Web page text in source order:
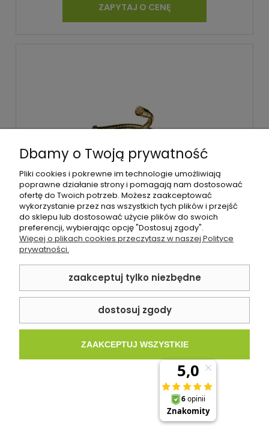
ZAPYTAJ O CENĘ
Wąż prysznicowy Regular 150 cm
ZAPYTAJ O CENĘ
Dbamy o Twoją prywatność
Pliki cookies i pokrewne im technologie umożliwiają
poprawne działanie strony i pomagają nam dostosować
ofertę do Twoich potrzeb. Możesz zaakceptować
wykorzystanie przez nas wszystkich tych plików i przejść
do sklepu lub dostosować użycie plików do swoich
preferencji, wybierając opcję "Dostosuj zgody".
Więcej o plikach cookies przeczytasz w naszej Polityce
prywatności.
zaakceptuj tylko niezbędne
dostosuj zgody
ZAAKCEPTUJ WSZYSTKIE